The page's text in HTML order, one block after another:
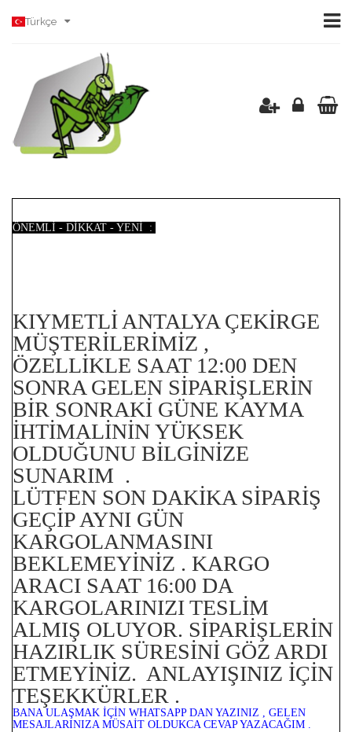
Türkçe
ÖNEMLİ - DİKKAT - YENİ :
KIYMETLİ ANTALYA ÇEKİRGE
MÜŞTERİLERİMİZ ,
ÖZELLİKLE SAAT 12:00 DEN
SONRA GELEN SİPARİŞLERİN
BİR SONRAKİ GÜNE KAYMA
İHTİMALİNİN YÜKSEK
OLDUĞUNU BİLGİNİZE
SUNARIM .
LÜTFEN SON DAKİKA SİPARİŞ
GEÇİP AYNI GÜN
KARGOLANMASINI
BEKLEMEYİNİZ . KARGO
ARACI SAAT 16:00 DA
KARGOLARINIZI TESLİM
ALMIŞ OLUYOR. SİPARİŞLERİN
HAZIRLIK SÜRESİNİ GÖZ ARDI
ETMEYİNİZ. ANLAYIŞINIZ İÇİN
TEŞEKKÜRLER .
BANA ULAŞMAK İÇİN WHATSAPP DAN YAZINIZ , GELEN
MESAJLARINIZA MÜSAİT OLDUKCA CEVAP YAZACAĞIM .